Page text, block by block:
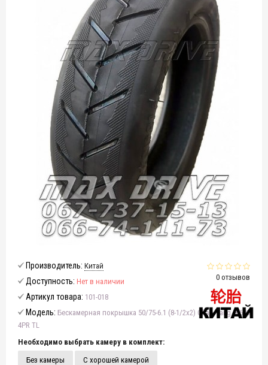
0 отзывов
Производитель: Китай
Доступность: Нет в наличии
Артикул товара: 101-018
Модель: Бескамерная покрышка 50/75-6.1 (8-1/2x2) Chao Yang H-690
4PR TL
Необходимо выбрать камеру в комплект:
Без камеры
С хорошей камерой